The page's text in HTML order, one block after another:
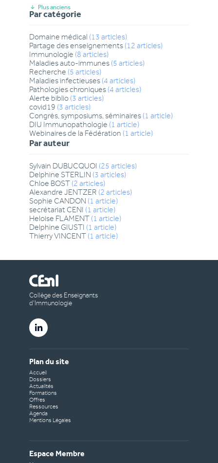
Plus anciens
Par catégorie
Domaine médical (13 articles)
Partage des enseignements (12 articles)
Immunologie (8 articles)
Maladies auto-immunes (5 articles)
Recherche (5 articles)
Maladies infectieuses (4 articles)
Pathologies chroniques (4 articles)
Alerte biblio (3 articles)
covid19 (3 articles)
Congrès, symposiums, séminaires (1 article)
DIU Immunopathologie (1 article)
Webinaires de la Fédération (1 article)
Par auteur
Sylvain DUBUCQUOI (25 articles)
Delphine STERLIN (3 articles)
Chloe BOST (2 articles)
Alexandre JENTZER (2 articles)
Sophie CANDON (1 article)
secrétariat CENI (1 article)
Heloise FLAMENT (1 article)
Delphine GIUSTI (1 article)
ThierryVINCENT (1 article)
Collège des Enseignants
d’Immunologie
Plan du site
Accueil
Dossiers
Actualités
Formations
Offres
Ressources
Agenda
Mentions Légales
Espace Membre